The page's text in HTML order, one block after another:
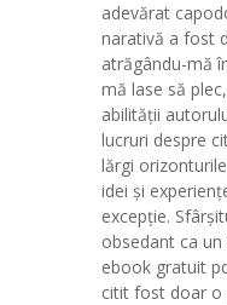
adevărat
narativă a fost
atrăgându-mă
mă lase să
abilității
lucruri despre
lărgi
idei și
excepție.
obsedant ca
ebook gratuit
citit fost doar o